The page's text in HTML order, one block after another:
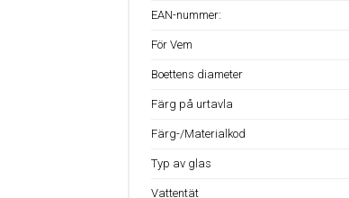
EAN-nummer:
För Vem
Boettens diameter
Färg på urtavla
Färg-/Materialkod
Typ av glas
Vattentät